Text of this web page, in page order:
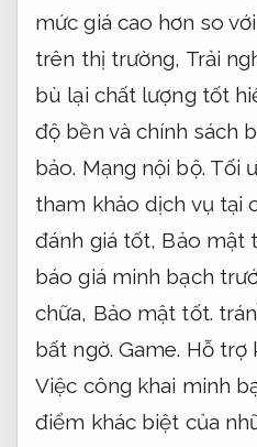
mức giá cao hơn so
trên thị trường, Trải
bù lại chất lượng tốt
độ bền và chính sách
bảo. Mạng nội bộ. Tối
tham khảo dịch vụ tại
đánh giá tốt, Bảo mật
báo giá minh bạch
chữa, Bảo mật tốt.
bất ngờ. Game. Hỗ trợ
Việc công khai minh
điểm khác biệt của